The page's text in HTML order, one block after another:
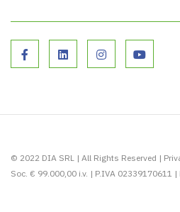
© 2022 DIA SRL | All Rights Reserved |
Soc. € 99.000,00 i.v. | P.IVA 02339170611 |